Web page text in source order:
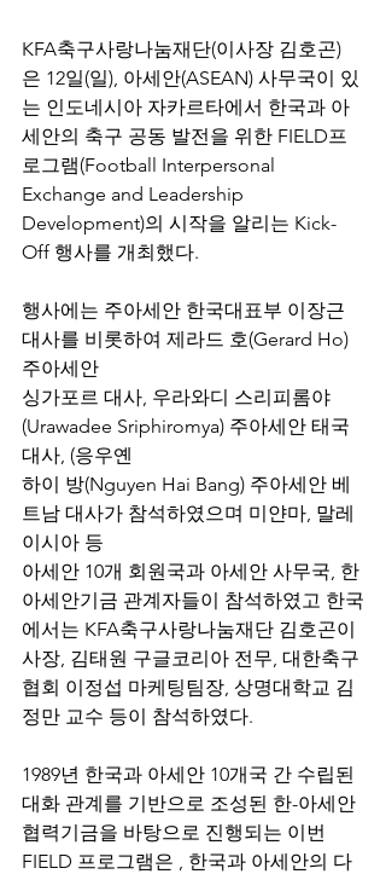
KFA축구사랑나눔재단(이사장 김호곤)
은 12일(일), 아세안(ASEAN) 사무국이 있
는 인도네시아 자카르타에서 한국과 아
세안의 축구 공동 발전을 위한 FIELD프
로그램(Football Interpersonal
Exchange and Leadership
Development)의 시작을 알리는 Kick-
Off 행사를 개최했다.
행사에는 주아세안 한국대표부 이장근
대사를 비롯하여 제라드 호(Gerard Ho)
주아세안
싱가포르 대사, 우라와디 스리피롬야
(Urawadee Sriphiromya) 주아세안 태국
대사, (응우옌
하이 방(Nguyen Hai Bang) 주아세안 베
트남 대사가 참석하였으며 미얀마, 말레
이시아 등
아세안 10개 회원국과 아세안 사무국, 한
아세안기금 관계자들이 참석하였고 한국
에서는 KFA축구사랑나눔재단 김호곤이
사장, 김태원 구글코리아 전무, 대한축구
협회 이정섭 마케팅팀장, 상명대학교 김
정만 교수 등이 참석하였다.
1989년 한국과 아세안 10개국 간 수립된
대화 관계를 기반으로 조성된 한-아세안
협력기금을 바탕으로 진행되는 이번
FIELD 프로그램은 , 한국과 아세안의 다